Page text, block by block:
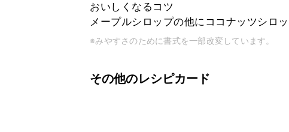
おいしくなるコツ
メープルシロップの他にココナッツシロ
※みやすさのために書式を一部改変しています。
その他のレシピカード